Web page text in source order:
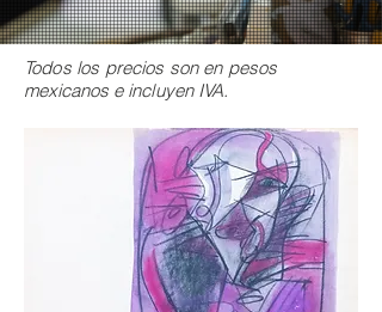
Todos los precios son en pesos
mexicanos e incluyen IVA.